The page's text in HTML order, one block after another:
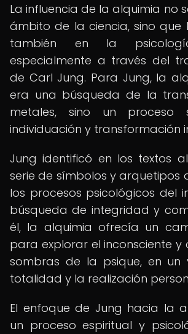
La influencia de la alquimia no
ámbito de la ciencia, sino que
también en la
especialmente a través del
de Carl Jung. Para Jung, la
era una búsqueda de la
metales, sino un proceso
individuación y transformación
Jung identificó en los textos
serie de símbolos y arquetipos
los procesos psicológicos del
búsqueda de integridad y
él, la alquimia ofrecía un
para explorar el inconsciente
sombras de la psique, en un
totalidad y la realización
El enfoque de Jung hacia la
un proceso espiritual y